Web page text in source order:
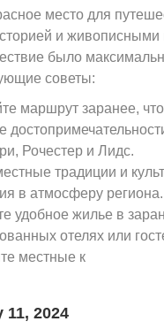
место для
и
было
советы:
маршрут заранее,
Рочестер и Лидс.
традиции и
в атмосферу региона.
удобное жилье в
отелях или
местные к
11, 2024